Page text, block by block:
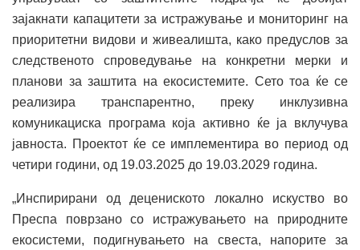
зајакнати капацитети за истражување и мониторинг на
приоритетни видови и живеалишта, како предуслов за
следственото спроведување на конкретни мерки и
планови за заштита на екосистемите. Сето тоа ќе се
реализира транспарентно, преку инклузивна
комуникациска програма која активно ќе ја вклучува
јавноста. Проектот ќе се имплементира во период од
четири години, од 19.03.2025 до 19.03.2029 година.
„Инспирирани од децениското локално искуство во
Преспа поврзано со истражувањето на природните
екосистеми, подигнувањето на свеста, напорите за